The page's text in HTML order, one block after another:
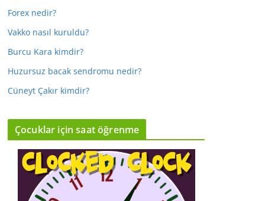
Forex nedir?
Vakko nasıl kuruldu?
Burcu Kara kimdir?
Huzursuz bacak sendromu nedir?
Cüneyt Çakır kimdir?
Çocuklar için saat öğrenme